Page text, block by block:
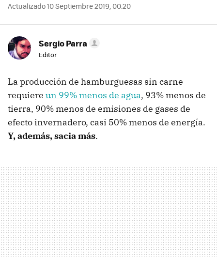
Actualizado 10 Septiembre 2019, 00:20
Sergio Parra
Editor
La producción de hamburguesas sin carne
requiere un 99% menos de agua, 93% menos de
tierra, 90% menos de emisiones de gases de
efecto invernadero, casi 50% menos de energía.
Y, además, sacia más.